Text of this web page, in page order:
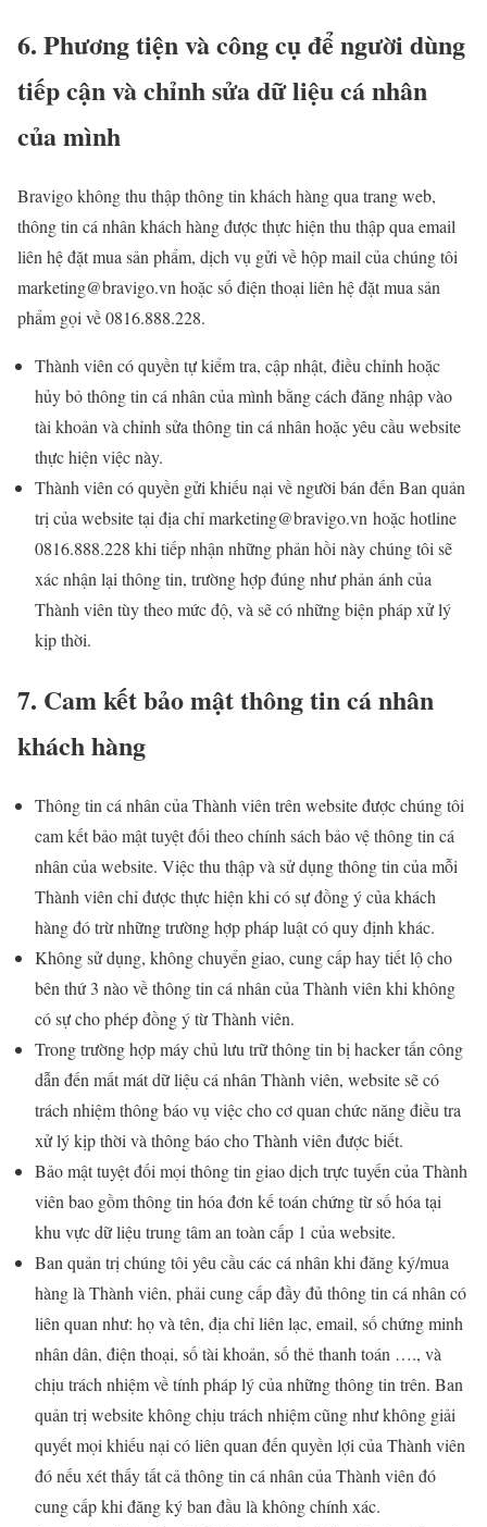
6. Phương tiện và công cụ để người dùng
tiếp cận và chỉnh sửa dữ liệu cá nhân
của mình
Bravigo không thu thập thông tin khách hàng qua trang web,
thông tin cá nhân khách hàng được thực hiện thu thập qua email
liên hệ đặt mua sản phẩm, dịch vụ gửi về hộp mail của chúng tôi
marketing@bravigo.vn hoặc số điện thoại liên hệ đặt mua sản
phẩm gọi về 0816.888.228.
Thành viên có quyền tự kiểm tra, cập nhật, điều chỉnh hoặc
hủy bỏ thông tin cá nhân của mình bằng cách đăng nhập vào
tài khoản và chỉnh sửa thông tin cá nhân hoặc yêu cầu website
thực hiện việc này.
Thành viên có quyền gửi khiếu nại về người bán đến Ban quản
trị của website tại địa chỉ marketing@bravigo.vn hoặc hotline
0816.888.228 khi tiếp nhận những phản hồi này chúng tôi sẽ
xác nhận lại thông tin, trường hợp đúng như phản ánh của
Thành viên tùy theo mức độ, và sẽ có những biện pháp xử lý
kịp thời.
7. Cam kết bảo mật thông tin cá nhân
khách hàng
Thông tin cá nhân của Thành viên trên website được chúng tôi
cam kết bảo mật tuyệt đối theo chính sách bảo vệ thông tin cá
nhân của website. Việc thu thập và sử dụng thông tin của mỗi
Thành viên chỉ được thực hiện khi có sự đồng ý của khách
hàng đó trừ những trường hợp pháp luật có quy định khác.
Không sử dụng, không chuyển giao, cung cấp hay tiết lộ cho
bên thứ 3 nào về thông tin cá nhân của Thành viên khi không
có sự cho phép đồng ý từ Thành viên.
Trong trường hợp máy chủ lưu trữ thông tin bị hacker tấn công
dẫn đến mất mát dữ liệu cá nhân Thành viên, website sẽ có
trách nhiệm thông báo vụ việc cho cơ quan chức năng điều tra
xử lý kịp thời và thông báo cho Thành viên được biết.
Bảo mật tuyệt đối mọi thông tin giao dịch trực tuyến của Thành
viên bao gồm thông tin hóa đơn kế toán chứng từ số hóa tại
khu vực dữ liệu trung tâm an toàn cấp 1 của website.
Ban quản trị chúng tôi yêu cầu các cá nhân khi đăng ký/mua
hàng là Thành viên, phải cung cấp đầy đủ thông tin cá nhân có
liên quan như: họ và tên, địa chỉ liên lạc, email, số chứng minh
nhân dân, điện thoại, số tài khoản, số thẻ thanh toán …., và
chịu trách nhiệm về tính pháp lý của những thông tin trên. Ban
quản trị website không chịu trách nhiệm cũng như không giải
quyết mọi khiếu nại có liên quan đến quyền lợi của Thành viên
đó nếu xét thấy tất cả thông tin cá nhân của Thành viên đó
cung cấp khi đăng ký ban đầu là không chính xác.